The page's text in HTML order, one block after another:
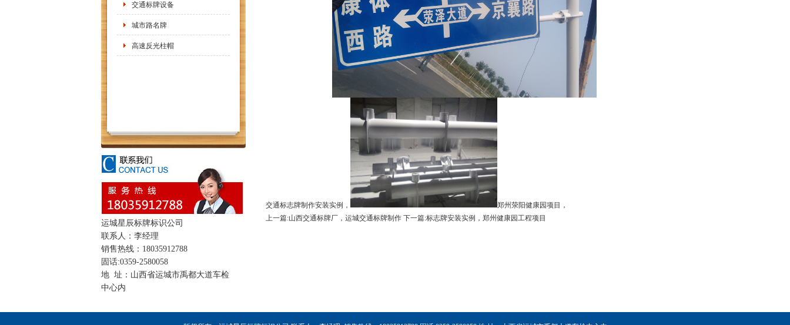
交通标牌设备
城市路名牌
高速反光柱帽
运城星辰标牌标识公司
联系人：李经理
销售热线：18035912788
固话:0359-2580058
地 址：山西省运城市禹都大道车检
中心内
交通标志牌制作安装实例，
郑州荥阳健康园项目，
上一篇:山西交通标牌厂，运城交通标牌制作 下一篇:标志牌安装实例，郑州健康园工程项目